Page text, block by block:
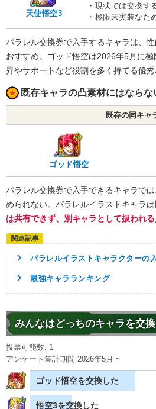
天使悟空3
・現状では交換す
・極限未実装なた
パラレル交換券で入手するキャラは、
おすすめ。ゴッド悟空は2026年5月に
昇やサポートなど役割を多く持てる優秀
既存キャラの凸素材にはならな
既存の同キャ
ゴッド悟空
パラレル交換券で入手できるキャラで
められない。パラレルイラストキャラは
は共有できず、別キャラとして扱われる
パラレルイラストキャラクターの
最強キャラランキング
みんなはどっちのキャラを交換
投票可能数: 1
アンケート集計期間 2026年5月 ~
ゴッド悟空を交換した
悟空3を交換した